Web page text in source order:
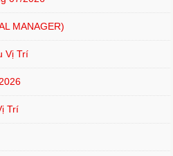
MANAGER)
Vị Trí
Trí